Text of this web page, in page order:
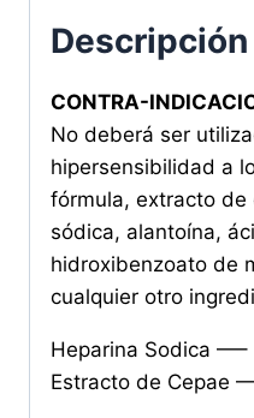
Descripción
CONTRA-
No deberá ser
hipersensibilidad a
fórmula, extracto de
sódica, alantoína,
hidroxibenzoato de
cualquier otro
Heparina Sodica
Estracto de Cepae